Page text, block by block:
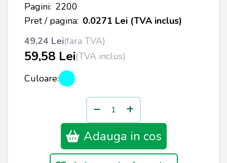
Pagini: 2200
Pret / pagina: 0.0271 Lei (TVA inclus)
49,24 Lei(fara TVA)
59,58 Lei(TVA inclus)
Culoare:
Adauga in cos